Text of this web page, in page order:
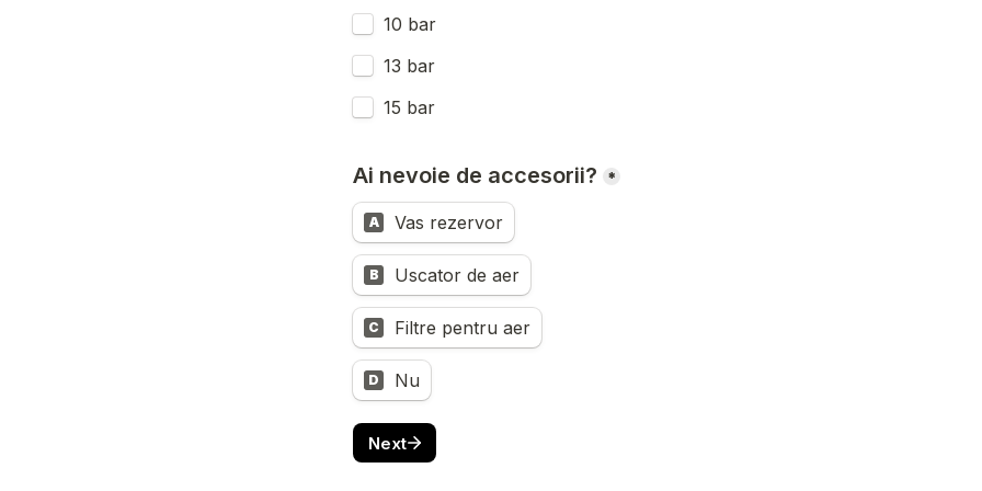
10 bar
13 bar
15 bar
Ai nevoie de accesorii? *
A Vas rezervor
B Uscator de aer
C Filtre pentru aer
D Nu
Next